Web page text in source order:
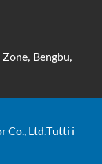
Zone, Bengbu,
Co., Ltd. Tutti i